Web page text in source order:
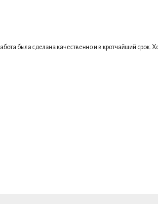
была сделана качественно и в кротчайший срок.